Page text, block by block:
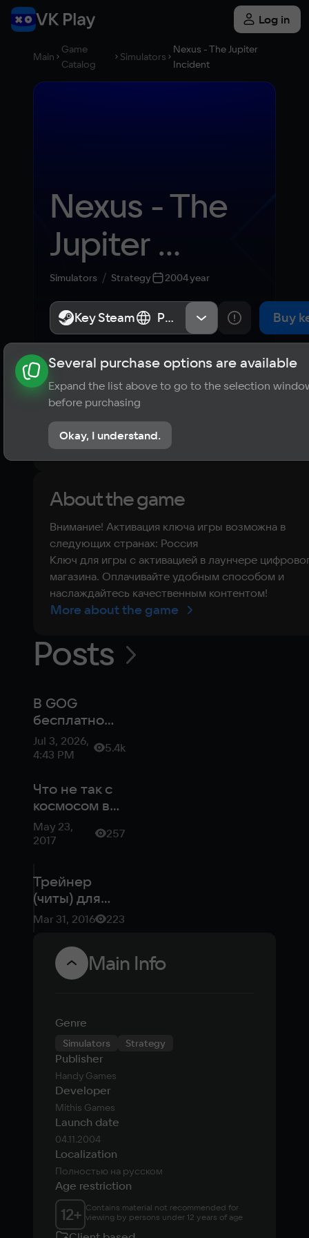
Log in
Main
Game
Catalog
Simulators
Nexus - The Jupiter
Incident
Nexus - The
Jupiter
Incident
Simulators Strategy 2004 year
Key Steam Россия Buy
About the game News Publications
? Player ratings
No reviews
About the game
Внимание! Активация ключа игры возможна в
следующих странах: Россия
Ключ для игры с активацией в лаунчере
магазина. Оплачивайте удобным способом и
наслаждайтесь качественным контентом!
More about the game
Posts
В GOG
бесплатно
раздают
космическую
Jul 3, 2026,
4:43 PM
5.4k
Что не так с
космосом в
играх
May 23,
2017
257
Трейнер
(читы) для
Nexus: The
Incident
Remastered
Mar 31, 2016 223
Main Info
Genre
Simulators Strategy
Publisher
Handy Games
Developer
Mithis Games
Launch date
04.11.2004
Localization
Полностью на русском
Age restriction
12+ Contains material not recommended for
viewing by persons under 12 years of age
Key Steam Россия
Several purchase options are available
Expand the list above to go to the selection
before purchasing
Okay, I understand.